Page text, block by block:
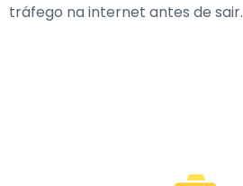
tráfego na internet antes de sair.